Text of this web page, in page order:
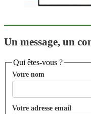
Un message, un
Qui êtes-vous ?
Votre nom
Votre adresse email